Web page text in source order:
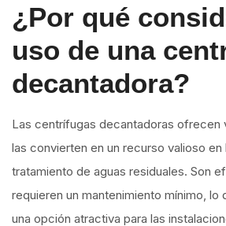
¿Por qué
uso de una
decantadora?
Las centrífugas decantadoras ofrecen
las convierten en un recurso valioso
tratamiento de aguas residuales. Son
requieren un mantenimiento mínimo, lo
una opción atractiva para las